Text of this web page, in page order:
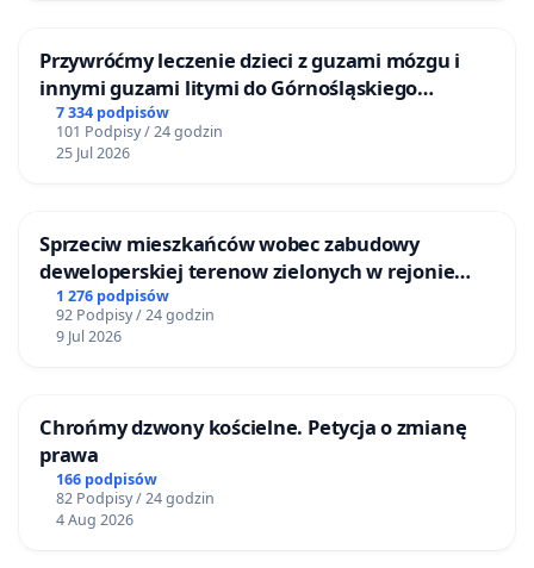
Przywróćmy leczenie dzieci z guzami mózgu i
innymi guzami litymi do Górnośląskiego
Centrum Zdrowia Dziecka w Katowicach
7 334 podpisów
101 Podpisy / 24 godzin
25 Jul 2026
Sprzeciw mieszkańców wobec zabudowy
deweloperskiej terenow zielonych w rejonie
Bulwarów Straceńskich w Bielsku-Białej
1 276 podpisów
92 Podpisy / 24 godzin
9 Jul 2026
Chrońmy dzwony kościelne. Petycja o zmianę
prawa
166 podpisów
82 Podpisy / 24 godzin
4 Aug 2026